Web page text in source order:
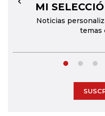
MI
Noticias
temas
←